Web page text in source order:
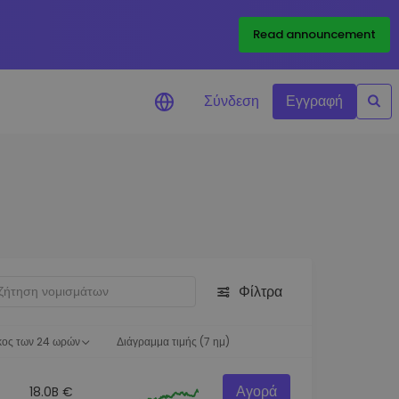
Read announcement
Σύνδεση Εγγραφή
Φίλτρα
των 24 ωρών Διάγραμμα τιμής (7 ημ)
18.0B € Αγορά